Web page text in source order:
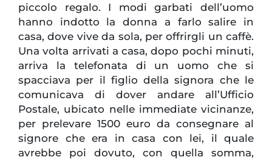
piccolo regalo. I modi garbati dell’uomo
hanno indotto la donna a farlo salire in
casa, dove vive da sola, per offrirgli un caffè.
Una volta arrivati a casa, dopo pochi minuti,
arriva la telefonata di un uomo che si
spacciava per il figlio della signora che le
comunicava di dover andare all’Ufficio
Postale, ubicato nelle immediate vicinanze,
per prelevare 1500 euro da consegnare al
signore che era in casa con lei, il quale
avrebbe poi dovuto, con quella somma,